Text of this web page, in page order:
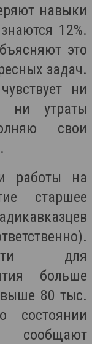
навыки
12%.
это
задач.
ни
ни утраты
свои
работы на
старшее
для
больше
80 тыс.
состоянии